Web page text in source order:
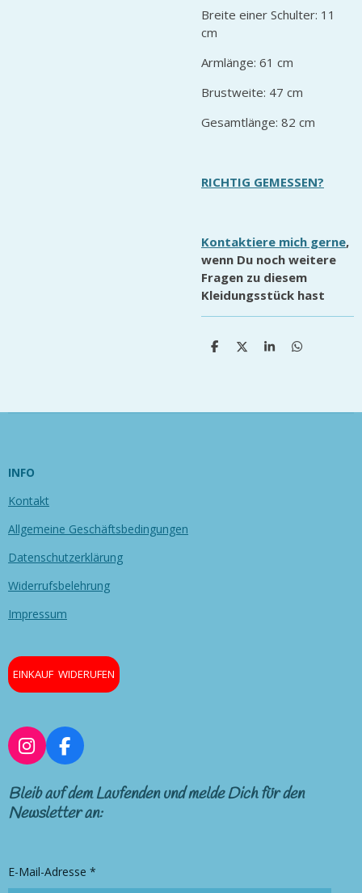
Breite einer Schulter: 11
cm
Armlänge: 61 cm
Brustweite: 47 cm
Gesamtlänge: 82 cm
RICHTIG GEMESSEN?
Kontaktiere mich gerne,
wenn Du noch weitere
Fragen zu diesem
Kleidungsstück hast
T
n
T
n
T
n
T
n
INFO
Kontakt
Allgemeine Geschäftsbedingungen
Datenschutzerklärung
Widerrufsbelehrung
Impressum
EINKAUF WIDERUFEN
I
n
s
t
a
a
F
a
c
e
b
k
Bleib auf dem Laufenden und melde Dich für den
Newsletter an:
E-Mail-Adresse *